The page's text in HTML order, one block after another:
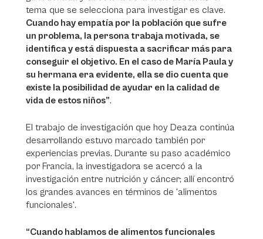
tema que se selecciona para investigar es clave.
Cuando hay empatía por la población que sufre
un problema, la persona trabaja motivada, se
identifica y está dispuesta a sacrificar más para
conseguir el objetivo. En el caso de María Paula y
su hermana era evidente, ella se dio cuenta que
existe la posibilidad de ayudar en la calidad de
vida de estos niños”.
El trabajo de investigación que hoy Deaza continúa
desarrollando estuvo marcado también por
experiencias previas. Durante su paso académico
por Francia, la investigadora se acercó a la
investigación entre nutrición y cáncer; allí encontró
los grandes avances en términos de 'alimentos
funcionales'.
“Cuando hablamos de alimentos funcionales